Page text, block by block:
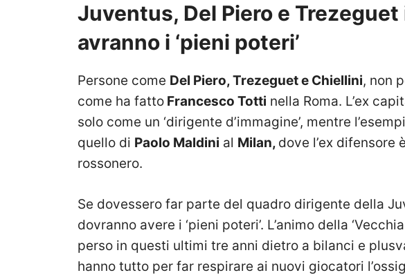
Juventus, Del Piero e
avranno i ‘pieni poteri’
Persone come Del Piero, Trezeguet e Chiellini, non
come ha fatto Francesco Totti nella Roma. L’ex
solo come un ‘dirigente d’immagine’, mentre
quello di Paolo Maldini al Milan, dove l’ex difensore
rossonero.
Se dovessero far parte del quadro dirigente della
dovranno avere i ‘pieni poteri’. L’animo della
perso in questi ultimi tre anni dietro a bilanci e
hanno tutto per far respirare ai nuovi giocatori